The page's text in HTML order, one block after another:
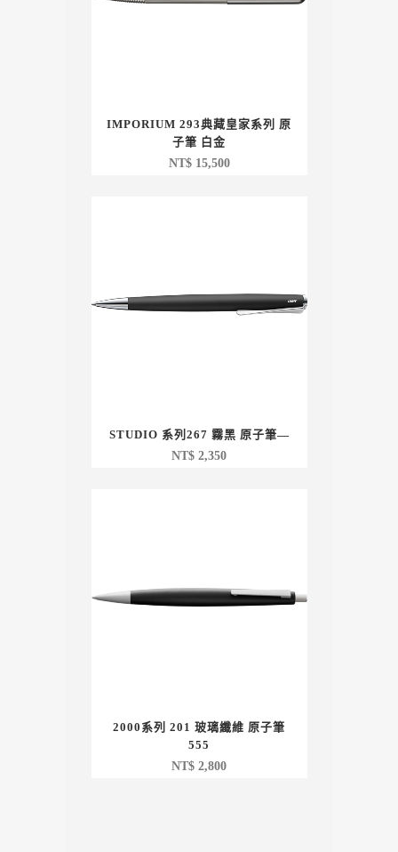
IMPORIUM 293典藏皇家系列 原
子筆 白金
NT$15,500
STUDIO 系列267 霧黑 原子筆—
NT$ 2,350
2000系列 201 玻璃纖維 原子筆
555
NT$ 2,800